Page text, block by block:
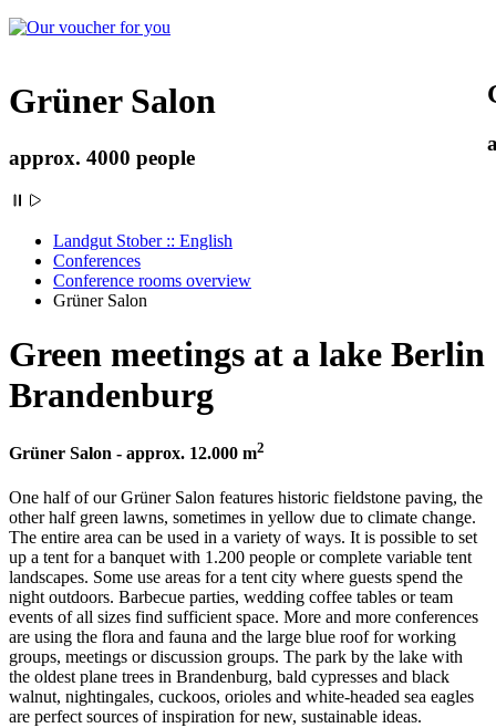
Grüner Salon
approx. 4000 people
Landgut Stober :: English
Conferences
Conference rooms overview
Grüner Salon
Green meetings at a lake Berlin
Brandenburg
Grüner Salon - approx. 12.000 m2
One half of our Grüner Salon features historic fieldstone paving, the
other half green lawns, sometimes in yellow due to climate change.
The entire area can be used in a variety of ways. It is possible to set
up a tent for a banquet with 1.200 people or complete variable tent
landscapes. Some use areas for a tent city where guests spend the
night outdoors. Barbecue parties, wedding coffee tables or team
events of all sizes find sufficient space. More and more conferences
are using the flora and fauna and the large blue roof for working
groups, meetings or discussion groups. The park by the lake with
the oldest plane trees in Brandenburg, bald cypresses and black
walnut, nightingales, cuckoos, orioles and white-headed sea eagles
are perfect sources of inspiration for new, sustainable ideas.